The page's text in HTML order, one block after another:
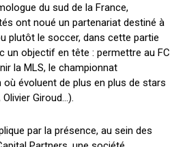
du sud de la France,
ont noué un partenariat destiné à
plutôt le soccer, dans cette partie
un objectif en tête : permettre au FC
la MLS, le championnat
évoluent de plus en plus de stars
Giroud…).
par la présence, au sein des